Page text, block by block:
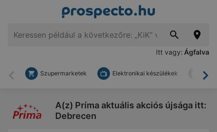
Itt vagy: Ágfalva
Vissza
Szupermarketek Elektronikai készülékek
A(z) Príma aktuális akciós újsága itt:
Debrecen